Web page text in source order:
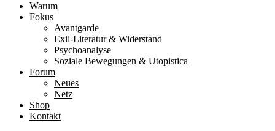
Warum
Fokus
Avantgarde
Exil-Literatur & Widerstand
Psychoanalyse
Soziale Bewegungen & Utopistica
Forum
Neues
Netz
Shop
Kontakt